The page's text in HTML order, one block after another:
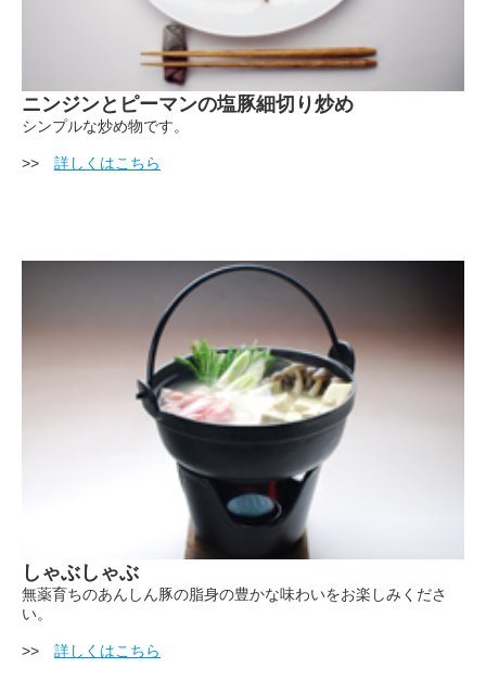
ニンジンとピーマンの塩豚細切り炒め
シンプルな炒め物です。
>> 詳しくはこちら
しゃぶしゃぶ
無薬育ちのあんしん豚の脂身の豊かな味わいをお楽しみくださ
い。
>> 詳しくはこちら